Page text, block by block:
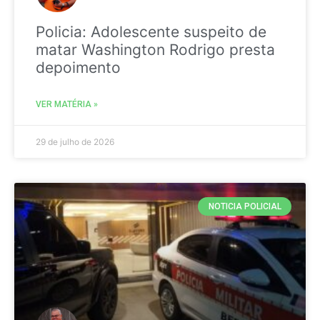
Policia: Adolescente suspeito de
matar Washington Rodrigo presta
depoimento
VER MATÉRIA »
29 de julho de 2026
NOTICIA POLICIAL